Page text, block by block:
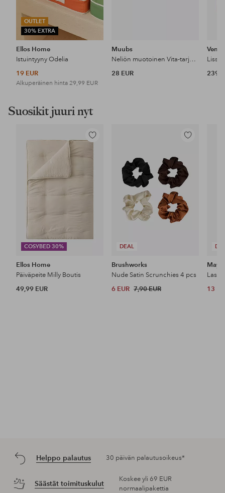
OUTLET
30% EXTRA
Ellos Home
Istuintyyny Odelia
19 EUR
Alkuperäinen hinta 29,99 EUR
Muubs
Neliön muotoinen Vita-tarjotin
28 EUR
Suosikit juuri nyt
COSYBED 30%
Lisää
Ellos Home
Päiväpeite Milly Boutis
49,99 EUR
DEAL
Lisää
Brushworks
Nude Satin Scrunchies 4 pcs
6 EUR 7,90 EUR 13
Helppo palautus 30 päivän palautusoikeus*
Säästät toimituskulut
Koskee yli 69 EUR
normaalipakettia